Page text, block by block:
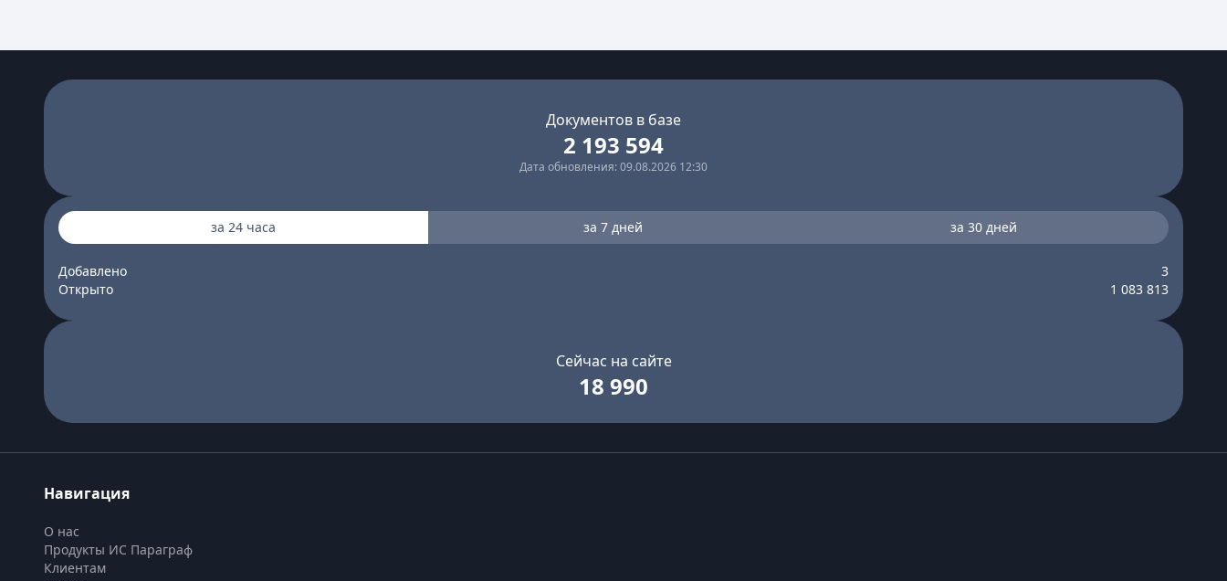
Документов в базе
2 193 594
Дата обновления: 09.08.2026 12:30
за 24 часа за 7 дней за 30 дней
Добавлено
3
Открыто
1 083 813
Сейчас на сайте
18 990
Навигация
О нас
Продукты ИС Параграф
Клиентам